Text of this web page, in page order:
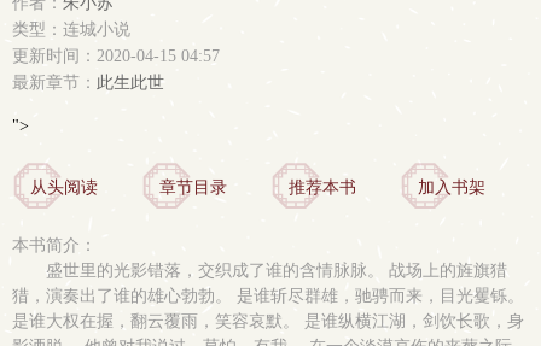
类型：连城小说
更新时间：2020-04-15 04:57
最新章节： 此生此世
">
从头阅读 章节目录 推荐本书 加入书架
本书简介：
盛世里的光影错落，交织成了谁的含情脉脉。 战场上的旌旗猎
猎，演奏出了谁的雄心勃勃。 是谁斩尽群雄，驰骋而来，目光矍铄。
是谁大权在握，翻云覆雨，笑容哀默。 是谁纵横江湖，剑饮长歌，身